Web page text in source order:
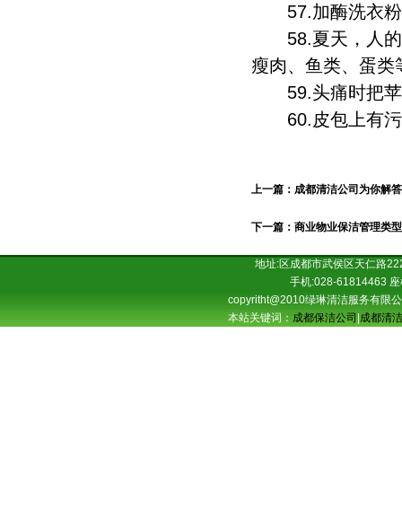
57.加酶洗衣粉
58.夏天，人的
瘦肉、鱼类、蛋
59.头痛时把苹
60.皮包上有污
上一篇：成都清洁公司为你解
下一篇：商业物业保洁管理类
地址:区成都市武侯区天仁路
手机:028-61814463
copyritht@2010绿琳清洁服务有限
本站关键词： 成都保洁公司 |成都清